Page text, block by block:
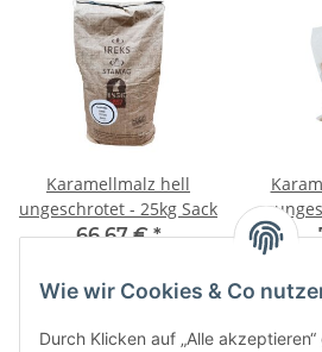
Wie wir Cookies & Co
Durch Klicken auf „Alle
Karamellmalz hell
ungeschrotet - 25kg Sack
66,67 €*